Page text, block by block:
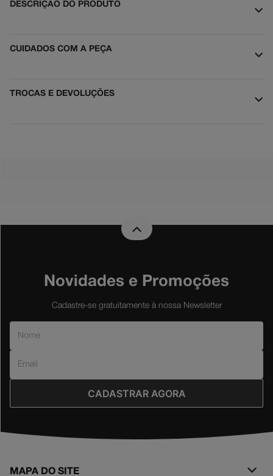
DESCRIÇÃO DO PRODUTO
CUIDADOS COM A PEÇA
TROCAS E DEVOLUÇÕES
Novidades e Promoções
Cadastre-se gratuitamente à nossa Newsletter
CADASTRAR AGORA
MAPA DO SITE